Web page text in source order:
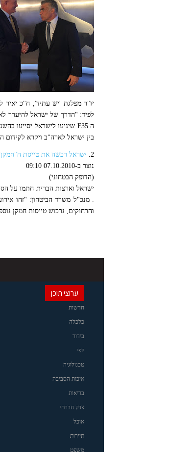
לפיד: "הדרך של ישראל להיערך
בין ישראל לארה"ב ויקרא לקידום
2.
ישראל רכשה את טייסת
נוצר ב-07.10.2010 09:10
(הדופק הבטחוני)
. מנכ"ל משרד הביטחון: "זהו
והרחוקים, נרכוש טייסות חמקן
ערוצי תוכן
חדשות
כלכלה
בידור
יופי
טכנולוגיה
איכות הסביבה
בריאות
צדק חברתי
אוכל
תיירות
משפט